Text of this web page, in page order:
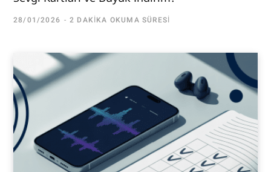
28/01/2026 2 DAKIKA OKUMA SÜRESI